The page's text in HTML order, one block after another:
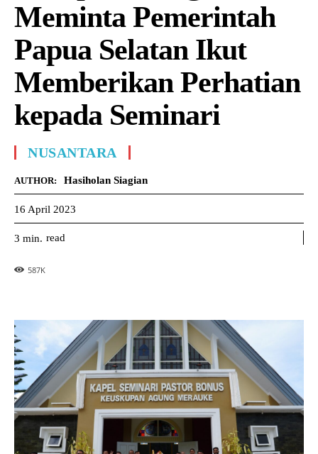
Meminta Pemerintah
Papua Selatan Ikut
Memberikan Perhatian
kepada Seminari
NUSANTARA
AUTHOR: Hasiholan Siagian
16 April 2023
3 min. read
587K